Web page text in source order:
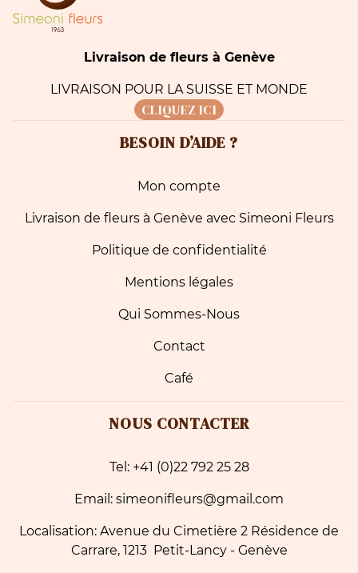
Livraison de fleurs à Genève
LIVRAISON POUR LA SUISSE ET MONDE
CLIQUEZ ICI
BESOIN D’AIDE ?
Mon compte
Livraison de fleurs à Genève avec Simeoni Fleurs
Politique de confidentialité
Mentions légales
Qui Sommes-Nous
Contact
Café
NOUS CONTACTER
Tel: +41 (0)22 792 25 28
Email: simeonifleurs@gmail.com
Localisation: Avenue du Cimetière 2 Résidence de
Carrare, 1213 Petit-Lancy - Genève